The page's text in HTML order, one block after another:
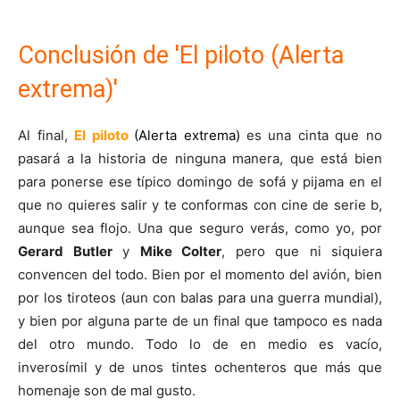
Conclusión de 'El piloto (Alerta
extrema)'
Al final, El piloto (Alerta extrema) es una cinta que no
pasará a la historia de ninguna manera, que está bien
para ponerse ese típico domingo de sofá y pijama en el
que no quieres salir y te conformas con cine de serie b,
aunque sea flojo. Una que seguro verás, como yo, por
Gerard Butlery Mike Colter, pero que ni siquiera
convencen del todo. Bien por el momento del avión, bien
por los tiroteos (aun con balas para una guerra mundial),
y bien por alguna parte de un final que tampoco es nada
del otro mundo. Todo lo de en medio es vacío,
inverosímil y de unos tintes ochenteros que más que
homenaje son de mal gusto.